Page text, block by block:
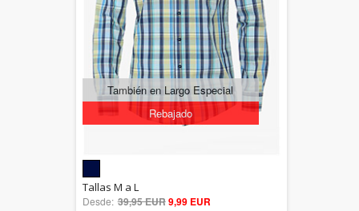
Rebajado
También en Largo Especial
out of 5
Tallas M a L
Desde: 39,95 EUR9,99 EUR